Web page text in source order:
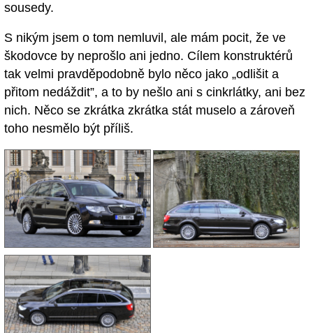
sousedy.
S nikým jsem o tom nemluvil, ale mám pocit, že ve
škodovce by neprošlo ani jedno. Cílem konstruktérů
tak velmi pravděpodobně bylo něco jako „odlišit a
přitom nedáždit”, a to by nešlo ani s cinkrlátky, ani bez
nich. Něco se zkrátka zkrátka stát muselo a zároveň
toho nesmělo být příliš.